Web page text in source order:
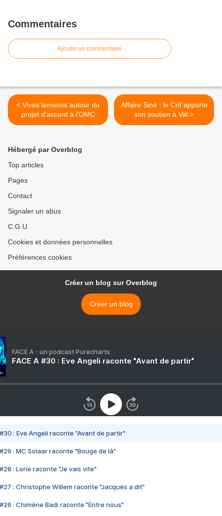
Commentaires
Ajouter un commentaire
< Vives tensions autour du
projet d'accord à l'OMC
Affaire Siné : le Crif apporte
son soutien à Val >
Hébergé par Overblog
Top articles
Pages
Contact
Signaler un abus
C.G.U.
Cookies et données personnelles
Préférences cookies
Créer un blog sur Overblog
Créer un blog
FACE A - un podcast Purecharts
FACE A #30 : Eve Angeli raconte "Avant de partir"
#30 : Eve Angeli raconte "Avant de partir"
#29 : MC Solaar raconte "Bouge de là"
#28 : Lorie raconte "Je vais vite"
#27 : Christophe Willem raconte "Jacques a dit"
#26 : Chimène Badi raconte "Entre nous"